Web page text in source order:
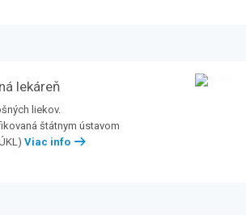
lekáreň
liekov.
štátnym ústavom
Viac info